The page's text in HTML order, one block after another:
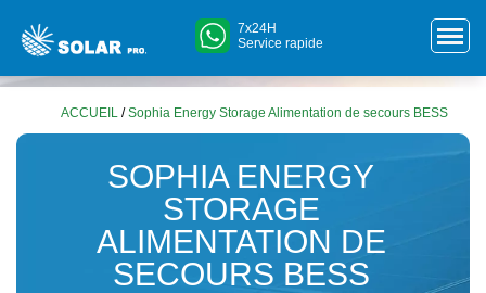
7x24H
Service rapide
ACCUEIL /Sophia Energy Storage Alimentation de secours BESS
SOPHIA ENERGY
STORAGE
ALIMENTATION DE
SECOURS BESS